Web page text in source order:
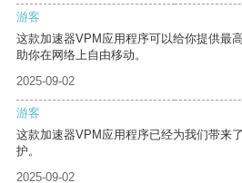
游客
这款加速器VPM应用程序可以给你提供最
助你在网络上自由移动。
2025-09-02
游客
这款加速器VPM应用程序已经为我们带来
护。
2025-09-02